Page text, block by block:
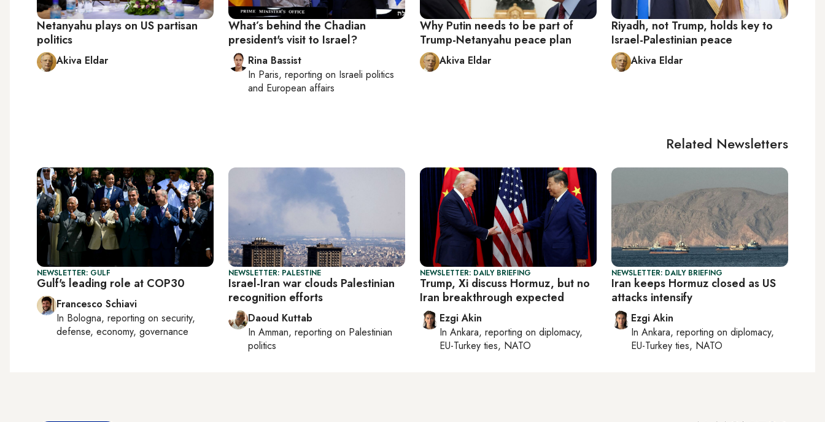
Riyadh, not Trump, holds key to
Israel-Palestinian peace
Akiva Eldar
Why Putin needs to be part of
Trump-Netanyahu peace plan
Akiva Eldar
What’s behind the Chadian
president's visit to Israel?
Rina Bassist
In Paris, reporting on Israeli politics
and European affairs
Netanyahu plays on US partisan
politics
Akiva Eldar
Related Newsletters
NEWSLETTER: DAILY BRIEFING
Iran keeps Hormuz closed as US
attacks intensify
Ezgi Akin
In Ankara, reporting on diplomacy,
EU-Turkey ties, NATO
NEWSLETTER: DAILY BRIEFING
Trump, Xi discuss Hormuz, but no
Iran breakthrough expected
Ezgi Akin
In Ankara, reporting on diplomacy,
EU-Turkey ties, NATO
NEWSLETTER: PALESTINE
Israel-Iran war clouds Palestinian
recognition efforts
Daoud Kuttab
In Amman, reporting on Palestinian
politics
NEWSLETTER: GULF
Gulf's leading role at COP30
Francesco Schiavi
In Bologna, reporting on security,
defense, economy, governance